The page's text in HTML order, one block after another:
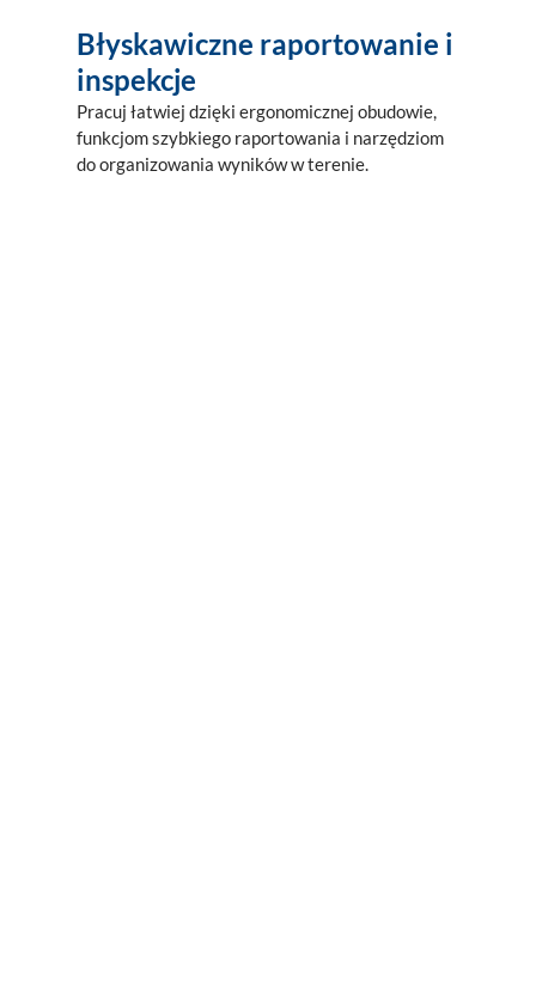
Błyskawiczne raportowanie i
inspekcje
Pracuj łatwiej dzięki ergonomicznej obudowie,
funkcjom szybkiego raportowania i narzędziom
do organizowania wyników w terenie.